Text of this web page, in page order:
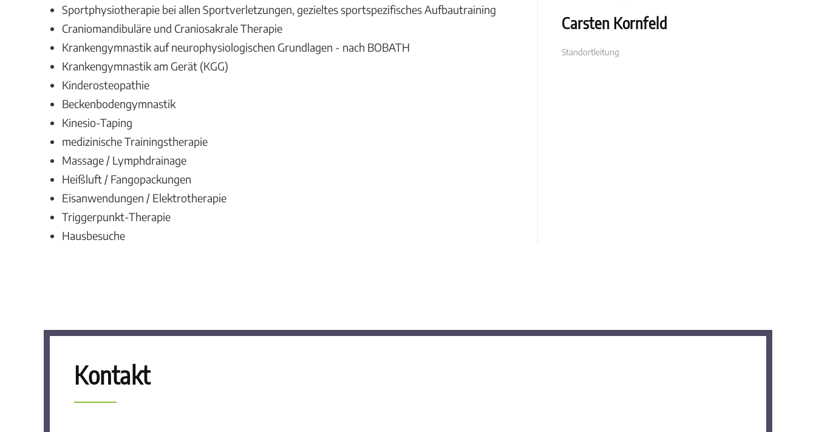
Sportphysiotherapie bei allen Sportverletzungen, gezieltes sportspezifisches Aufbautraining
Craniomandibuläre und Craniosakrale Therapie
Krankengymnastik auf neurophysiologischen Grundlagen - nach BOBATH
Krankengymnastik am Gerät (KGG)
Kinderosteopathie
Beckenbodengymnastik
Kinesio-Taping
medizinische Trainingstherapie
Massage / Lymphdrainage
Heißluft / Fangopackungen
Eisanwendungen / Elektrotherapie
Triggerpunkt-Therapie
Hausbesuche
Carsten Kornfeld
Standortleitung
Kontakt